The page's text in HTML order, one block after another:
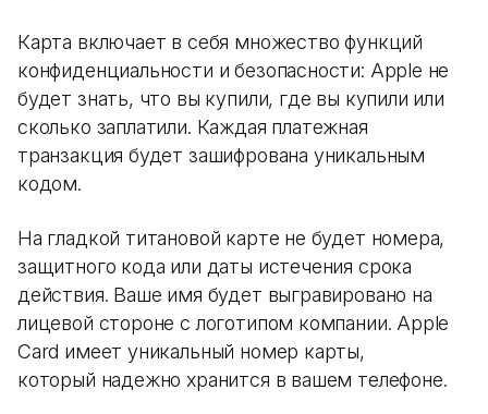
Карта включает в себя множество функций
конфиденциальности и безопасности: Apple не
будет знать, что вы купили, где вы купили или
сколько заплатили. Каждая платежная
транзакция будет зашифрована уникальным
кодом.
На гладкой титановой карте не будет номера,
защитного кода или даты истечения срока
действия. Ваше имя будет выгравировано на
лицевой стороне с логотипом компании. Apple
Card имеет уникальный номер карты,
который надежно хранится в вашем телефоне.